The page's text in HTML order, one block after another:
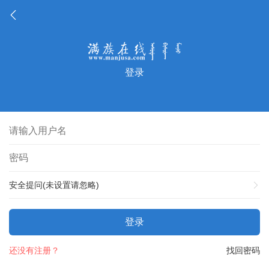
登录
安全提问(未设置请忽略)
登录
找回密码
还没有注册？